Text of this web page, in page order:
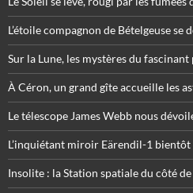
L’étoile compagnon de Bételgeuse se
Sur la Lune, les mystères du
À Céron, un grand gîte accueille les
Le télescope James Webb nous
L’inquiétant miroir Eärendil-1 bientôt
Insolite : la Station spatiale du côté